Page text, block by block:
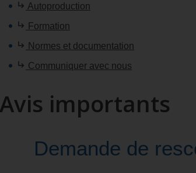
Autoproduction
Formation
Normes et documentation
Communiquer avec nous
Avis importants
Demande de